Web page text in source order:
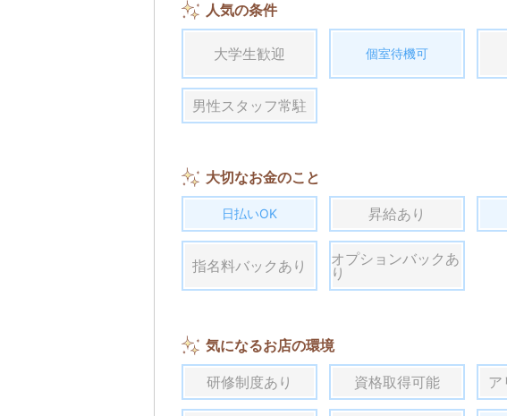
人気の条件
大学生歓迎 個室待機可
男性スタッフ常駐
大切なお金のこと
日払いOK 昇給あり
指名料バックあり
オプションバックあ
り
気になるお店の環境
研修制度あり 資格取得可能 ア